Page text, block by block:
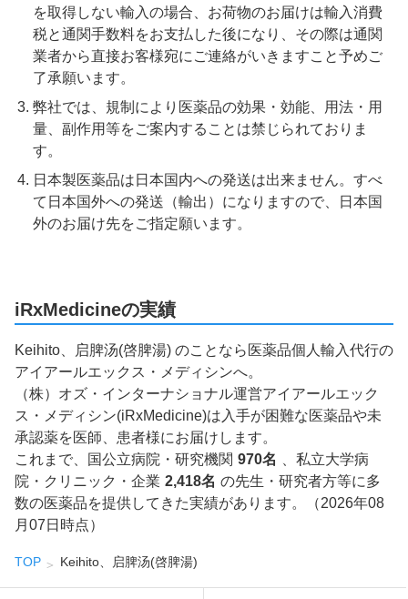
を取得しない輸入の場合、お荷物のお届けは輸入消費
税と通関手数料をお支払した後になり、その際は通関
業者から直接お客様宛にご連絡がいきますこと予めご
了承願います。
弊社では、規制により医薬品の効果・効能、用法・用
量、副作用等をご案内することは禁じられておりま
す。
日本製医薬品は日本国内への発送は出来ません。すべ
て日本国外への発送（輸出）になりますので、日本国
外のお届け先をご指定願います。
iRxMedicineの実績
Keihito、启脾汤(啓脾湯) のことなら医薬品個人輸入代行の
アイアールエックス・メディシンへ。
（株）オズ・インターナショナル運営アイアールエック
ス・メディシン(iRxMedicine)は入手が困難な医薬品や未
承認薬を医師、患者様にお届けします。
これまで、国公立病院・研究機関 970名
、私立大学病
院・クリニック・企業 2,418名 の先生・研究者方等に多
数の医薬品を提供してきた実績があります。（2026年08
月07日時点）
TOP Keihito、启脾汤(啓脾湯)